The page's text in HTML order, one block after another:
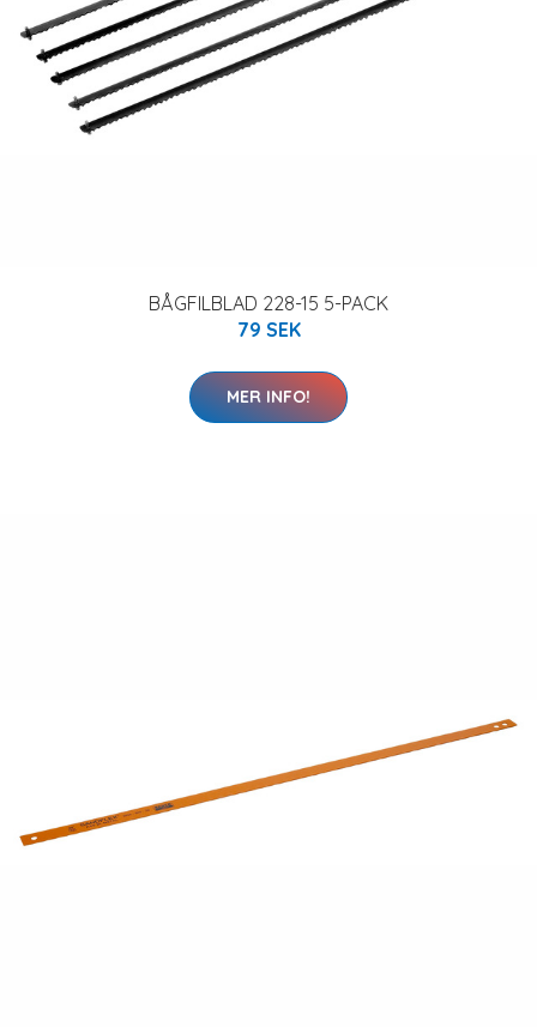
BÅGFILBLAD 228-15 5-PACK
79 SEK
MER INFO!